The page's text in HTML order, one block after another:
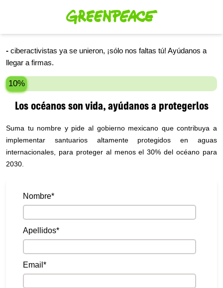
- ciberactivistas ya se unieron, ¡sólo nos faltas tú! Ayúdanos a
llegar a firmas.
10%
Los océanos son vida, ayúdanos a protegerlos
Suma tu nombre y pide al gobierno mexicano que contribuya a
implementar santuarios altamente protegidos en aguas
internacionales, para proteger al menos el 30% del océano para
2030.
Nombre*
Apellidos*
Email *